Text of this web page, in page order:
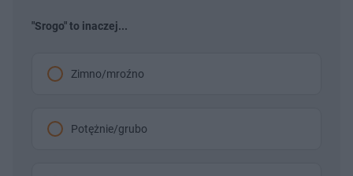
"Srogo" to inaczej...
Zimno/mroźno
Potężnie/grubo